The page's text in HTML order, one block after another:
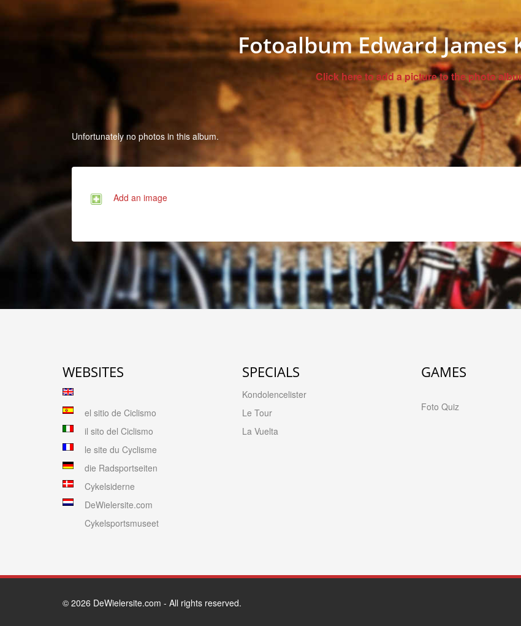
Fotoalbum Edward James
Click here to add a picture to the photo
Unfortunately no photos in this album.
Add an image
WEBSITES
el sitio de Ciclismo
il sito del Ciclismo
le site du Cyclisme
die Radsportseiten
Cykelsiderne
DeWielersite.com
Cykelsportsmuseet
SPECIALS
Kondolencelister
Le Tour
La Vuelta
GAMES
Foto Quiz
© 2026 DeWielersite.com - All rights reserved.